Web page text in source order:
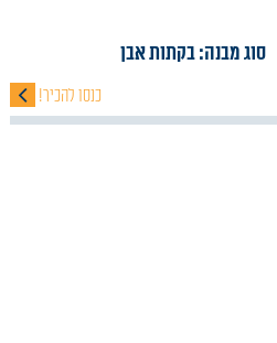
סוג מבנה:בקתות אבן
כנסו להכיר!